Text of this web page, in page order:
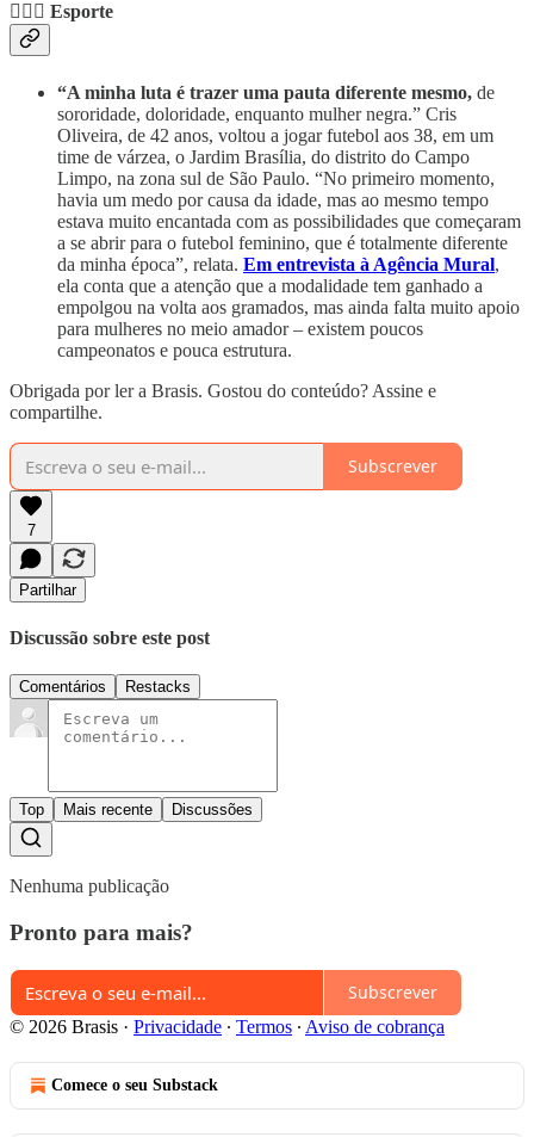
🏃🏾‍♀️ Esporte
“A minha luta é trazer uma pauta diferente mesmo, de
sororidade, doloridade, enquanto mulher negra.” Cris
Oliveira, de 42 anos, voltou a jogar futebol aos 38, em um
time de várzea, o Jardim Brasília, do distrito do Campo
Limpo, na zona sul de São Paulo. “No primeiro momento,
havia um medo por causa da idade, mas ao mesmo tempo
estava muito encantada com as possibilidades que começaram
a se abrir para o futebol feminino, que é totalmente diferente
da minha época”, relata. Em entrevista à Agência Mural,
ela conta que a atenção que a modalidade tem ganhado a
empolgou na volta aos gramados, mas ainda falta muito apoio
para mulheres no meio amador – existem poucos
campeonatos e pouca estrutura.
Obrigada por ler a Brasis. Gostou do conteúdo? Assine e
compartilhe.
Subscrever
7
Partilhar
Discussão sobre este post
Comentários Restacks
Top Mais recente Discussões
Nenhuma publicação
Pronto para mais?
Subscrever
© 2026 Brasis · Privacidade ∙ Termos ∙ Aviso de cobrança
Comece o seu Substack